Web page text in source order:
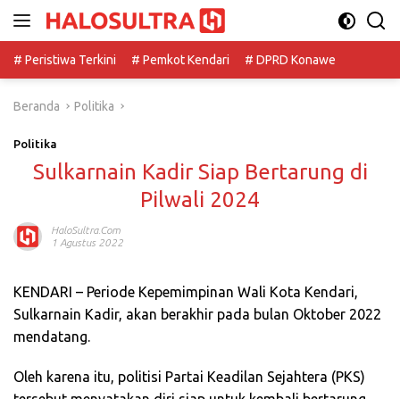
# Peristiwa Terkini
# Pemkot Kendari # DPRD Konawe
Beranda Politika
Politika
Sulkarnain Kadir Siap Bertarung di
Pilwali 2024
HaloSultra.com
1 Agustus 2022
KENDARI – Periode Kepemimpinan Wali Kota Kendari,
Sulkarnain Kadir, akan berakhir pada bulan Oktober 2022
mendatang.
Oleh karena itu, politisi Partai Keadilan Sejahtera (PKS)